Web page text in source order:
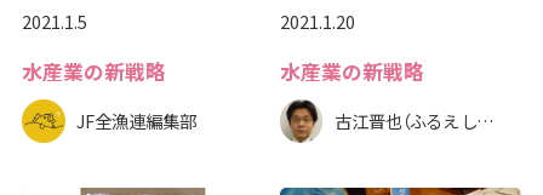
2021.1.5
水産業の新戦略
JF全漁連編集部
2021.1.20
水産業の新戦略
古江晋也（ふるえ しんや）